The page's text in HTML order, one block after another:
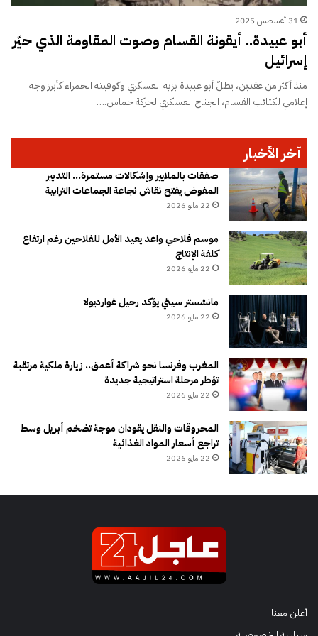
31 أغسطس 2025
أبو عبيدة.. أيقونة القسام وصوت المقاومة الذي حيّر
إسرائيل
منذ أكثر من عقدين، يطلّ أبو عبيدة بزيه العسكري وكوفيته الحمراء كأبرز وجه
إعلامي لكتائب القسام، الجناح العسكري لحركة حماس.…
آخر الأخبار
صفقات بالملايير وإشكالات مستمرة… التدبير
المفوض يفتح نقاش نجاعة الجماعات الترابية
22 مايو 2026
موسم فلاحي واعد يعيد الأمل للفلاحين رغم ارتفاع
كلفة الإنتاج
22 مايو 2026
مانشستر سيتي يؤكد رحيل غوارديولا
22 مايو 2026
المغرب وفرنسا نحو شراكة أعمق.. زيارة ملكية مرتقبة
تؤطر مرحلة استراتيجية جديدة
22 مايو 2026
المحروقات والنقل يقودان موجة تضخم أبريل وسط
تراجع أسعار المواد الغذائية
22 مايو 2026
أعلن معنا